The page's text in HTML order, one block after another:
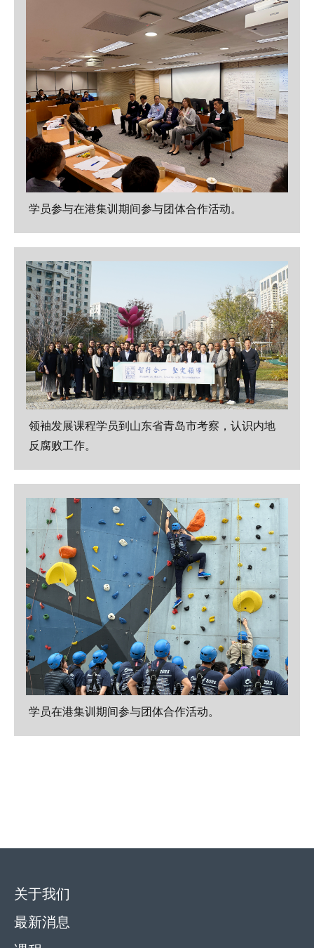
学员参与在港集训期间参与团体合作活动。
领袖发展课程学员到山东省青岛市考察，认识内地
反腐败工作。
学员在港集训期间参与团体合作活动。
关于我们
最新消息